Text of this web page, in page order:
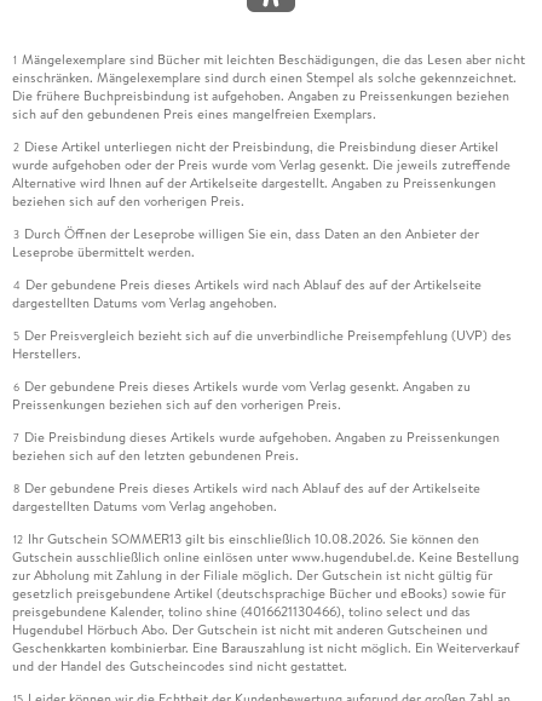
1 Mängelexemplare sind Bücher mit leichten Beschädigungen, die das Lesen aber nicht
einschränken. Mängelexemplare sind durch einen Stempel als solche gekennzeichnet.
Die frühere Buchpreisbindung ist aufgehoben. Angaben zu Preissenkungen beziehen
sich auf den gebundenen Preis eines mangelfreien Exemplars.
2 Diese Artikel unterliegen nicht der Preisbindung, die Preisbindung dieser Artikel
wurde aufgehoben oder der Preis wurde vom Verlag gesenkt. Die jeweils zutreffende
Alternative wird Ihnen auf der Artikelseite dargestellt. Angaben zu Preissenkungen
beziehen sich auf den vorherigen Preis.
3 Durch Öffnen der Leseprobe willigen Sie ein, dass Daten an den Anbieter der
Leseprobe übermittelt werden.
4 Der gebundene Preis dieses Artikels wird nach Ablauf des auf der Artikelseite
dargestellten Datums vom Verlag angehoben.
5 Der Preisvergleich bezieht sich auf die unverbindliche Preisempfehlung (UVP) des
Herstellers.
6 Der gebundene Preis dieses Artikels wurde vom Verlag gesenkt. Angaben zu
Preissenkungen beziehen sich auf den vorherigen Preis.
7 Die Preisbindung dieses Artikels wurde aufgehoben. Angaben zu Preissenkungen
beziehen sich auf den letzten gebundenen Preis.
8 Der gebundene Preis dieses Artikels wird nach Ablauf des auf der Artikelseite
dargestellten Datums vom Verlag angehoben.
12 Ihr Gutschein SOMMER13 gilt bis einschließlich 10.08.2026. Sie können den
Gutschein ausschließlich online einlösen unter www.hugendubel.de. Keine Bestellung
zur Abholung mit Zahlung in der Filiale möglich. Der Gutschein ist nicht gültig für
gesetzlich preisgebundene Artikel (deutschsprachige Bücher und eBooks) sowie für
preisgebundene Kalender, tolino shine (4016621130466), tolino select und das
Hugendubel Hörbuch Abo. Der Gutschein ist nicht mit anderen Gutscheinen und
Geschenkkarten kombinierbar. Eine Barauszahlung ist nicht möglich. Ein Weiterverkauf
und der Handel des Gutscheincodes sind nicht gestattet.